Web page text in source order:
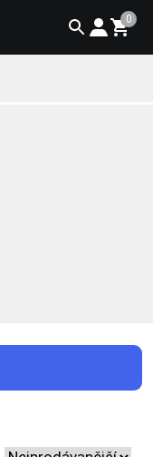
0